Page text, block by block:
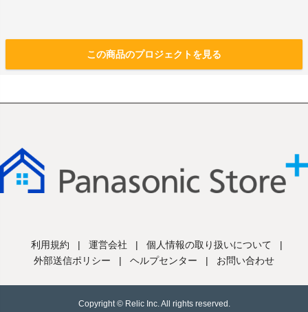
この商品のプロジェクトを見る
利用規約 | 運営会社 | 個人情報の取り扱いについて
|
外部送信ポリシー
| ヘルプセンター | お問い合わせ
Copyright © Relic Inc. All rights reserved.